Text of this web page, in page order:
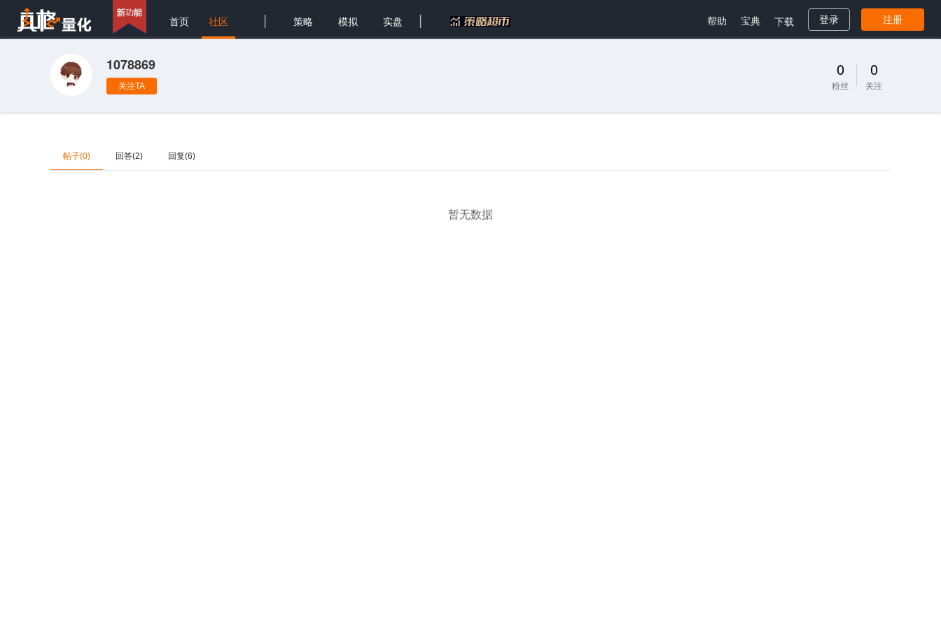
首页 社区 | 策略 模拟 实盘 | 帮助 宝典 下载 登录 注册
1078869
关注TA
0
粉丝
0
关注
帖子(0) 回答(2) 回复(6)
暂无数据